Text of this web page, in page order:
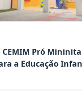
Pró
a Educação